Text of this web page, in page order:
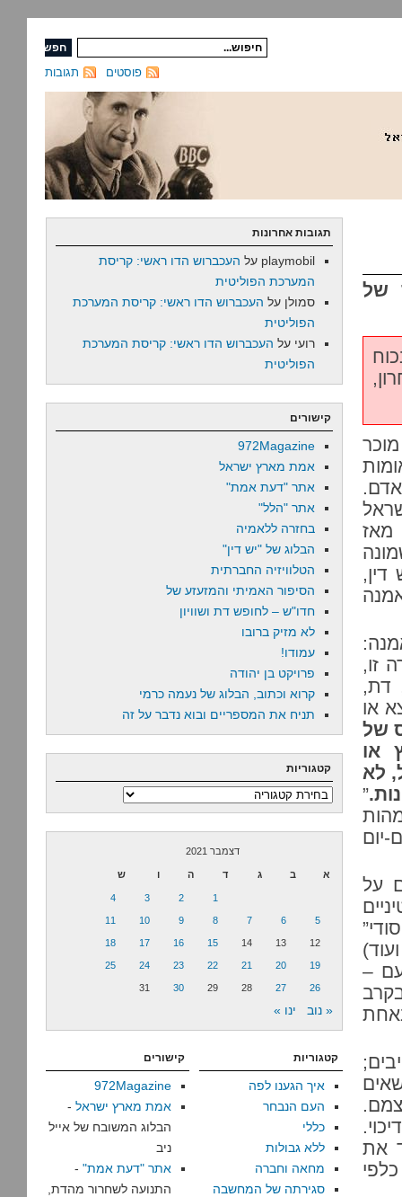
תגובות פוסטים
של
מוכר
האומות
מאז
של האמנה
זו,
דת,
או
של
או
לא
”
יום
על
–
את
תגובות אחרונות
playmobil על העכברוש הדו ראשי: קריסת
המערכת הפוליטית
סמולן על העכברוש הדו ראשי: קריסת המערכת
הפוליטית
רועי על העכברוש הדו ראשי: קריסת המערכת
הפוליטית
קישורים
972Magazine
אמת מארץ ישראל
אתר "דעת אמת"
אתר "הלל"
בחזרה ללאמיה
הבלוג של "יש דין"
הטלוויזיה החברתית
הסיפור האמיתי והמזעזע של
חדו"ש – לחופש דת ושוויון
לא מזיק ברובו
עמודו!
פרויקט בן יהודה
קרוא וכתוב, הבלוג של נעמה כרמי
תניח את המספריים ובוא נדבר על זה
קטגוריות
קטגוריות
דצמבר 2021
א ב ג ד ה ו ש
1
2
3
4
5
6
7
8
9
10
11
12
13
14
15
16
17
18
19
20
21
22
23
24
25
26
27
28
29
30
31
« נוב ינו »
קטגוריות
איך הגענו לפה
העם הנבחר
כללי
ללא גבולות
מחאה וחברה
סגירתה של המחשבה
קישורים
972Magazine
אמת מארץ ישראל -
הבלוג המשובח של אייל
ניב
אתר "דעת אמת" -
התנועה לשחרור מהדת,